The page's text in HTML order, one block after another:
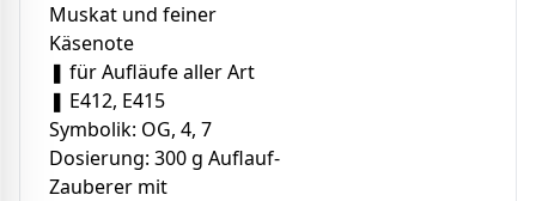
Muskat und feiner
Käsenote
❚ für Aufläufe aller Art
❚ E412, E415
Symbolik: OG, 4, 7
Dosierung: 300 g Auflauf-
Zauberer mit